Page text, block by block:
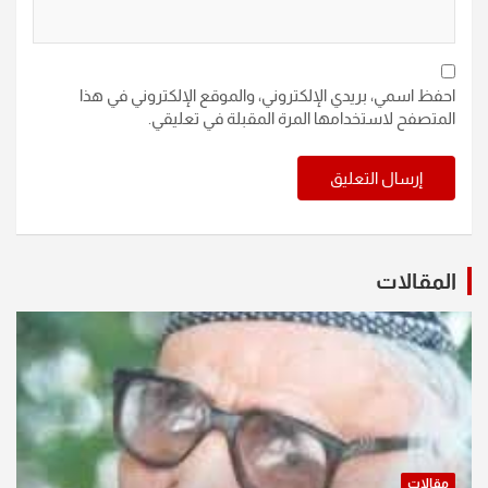
احفظ اسمي، بريدي الإلكتروني، والموقع الإلكتروني في هذا
المتصفح لاستخدامها المرة المقبلة في تعليقي.
المقالات
مقالات